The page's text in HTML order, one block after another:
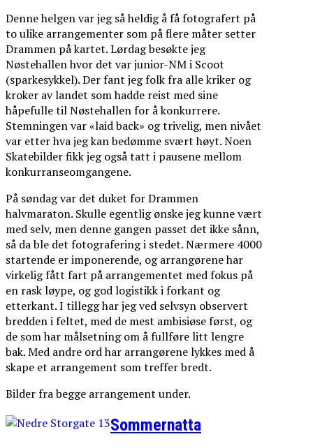
Denne helgen var jeg så heldig å få fotografert på
to ulike arrangementer som på flere måter setter
Drammen på kartet. Lørdag besøkte jeg
Nøstehallen hvor det var junior-NM i Scoot
(sparkesykkel). Der fant jeg folk fra alle kriker og
kroker av landet som hadde reist med sine
håpefulle til Nøstehallen for å konkurrere.
Stemningen var «laid back» og trivelig, men nivået
var etter hva jeg kan bedømme svært høyt. Noen
Skatebilder fikk jeg også tatt i pausene mellom
konkurranseomgangene.
På søndag var det duket for Drammen
halvmaraton. Skulle egentlig ønske jeg kunne vært
med selv, men denne gangen passet det ikke sånn,
så da ble det fotografering i stedet. Nærmere 4000
startende er imponerende, og arrangørene har
virkelig fått fart på arrangementet med fokus på
en rask løype, og god logistikk i forkant og
etterkant. I tillegg har jeg ved selvsyn observert
bredden i feltet, med de mest ambisiøse først, og
de som har målsetning om å fullføre litt lengre
bak. Med andre ord har arrangørene lykkes med å
skape et arrangement som treffer bredt.
Bilder fra begge arrangement under.
Sommernatta